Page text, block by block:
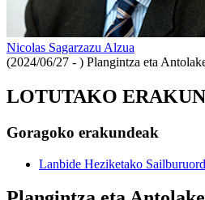
Nicolas Sagarzazu Alzua
(2024/06/27 - ) Plangintza eta
LOTUTAKO
Goragoko erakundeak
Lanbide Heziketako